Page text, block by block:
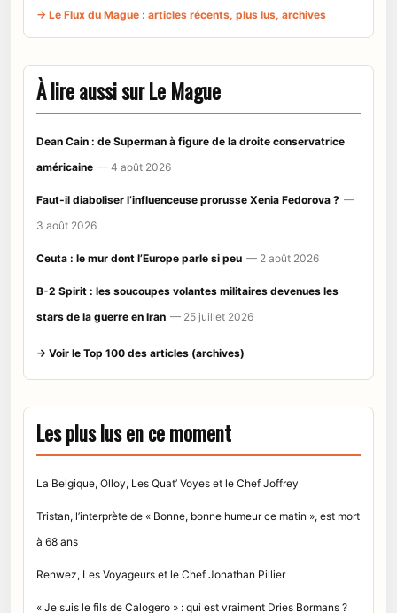
→ Le Flux du Mague : articles récents, plus lus, archives
À lire aussi sur Le Mague
Dean Cain : de Superman à figure de la droite conservatrice
américaine — 4 août 2026
Faut-il diaboliser l’influenceuse prorusse Xenia Fedorova ? —
3 août 2026
Ceuta : le mur dont l’Europe parle si peu — 2 août 2026
B-2 Spirit : les soucoupes volantes militaires devenues les
stars de la guerre en Iran — 25 juillet 2026
→ Voir le Top 100 des articles (archives)
Les plus lus en ce moment
La Belgique, Olloy, Les Quat’ Voyes et le Chef Joffrey
Tristan, l’interprète de « Bonne, bonne humeur ce matin », est mort
à 68 ans
Renwez, Les Voyageurs et le Chef Jonathan Pillier
« Je suis le fils de Calogero » : qui est vraiment Dries Bormans ?